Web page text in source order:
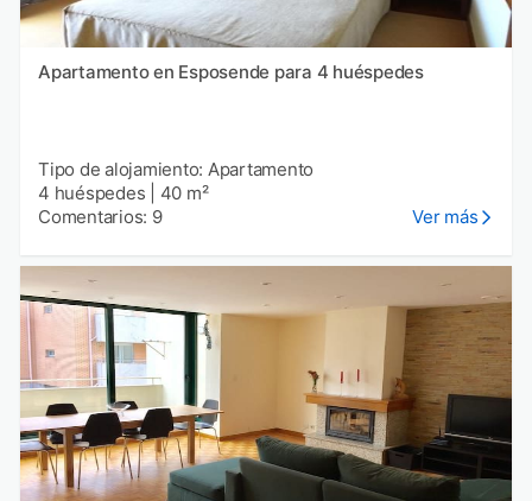
Apartamento en Esposende para 4 huéspedes
Tipo de alojamiento: Apartamento
4 huéspedes
40 m²
Comentarios: 9
Ver más